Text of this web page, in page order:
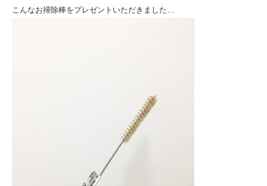
こんなお掃除棒をプレゼントいただきました…